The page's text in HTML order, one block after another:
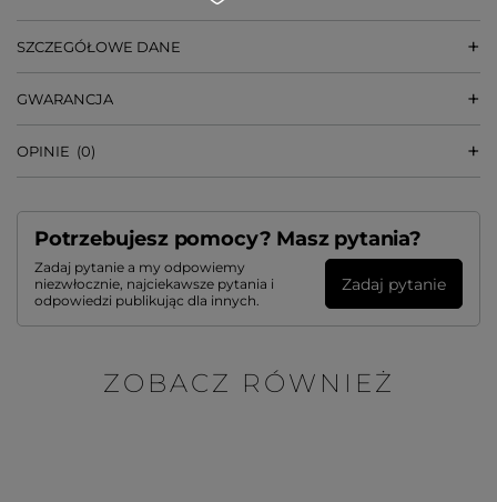
SZCZEGÓŁOWE DANE
GWARANCJA
OPINIE (0)
Potrzebujesz pomocy? Masz pytania?
Zadaj pytanie a my odpowiemy
niezwłocznie, najciekawsze pytania i
odpowiedzi publikując dla innych.
Zadaj pytanie
ZOBACZ RÓWNIEŻ